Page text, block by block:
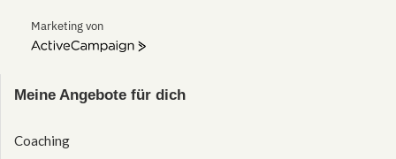
Marketing von
ActiveCampaign
Meine Angebote für dich
Coaching